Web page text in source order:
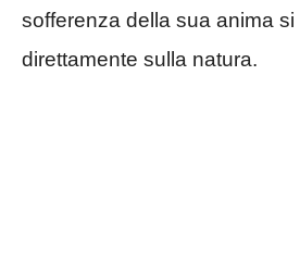
sofferenza della sua anima si
direttamente sulla natura.